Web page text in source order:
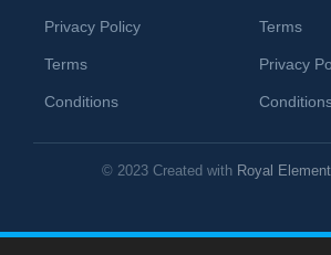
Privacy Policy
Terms
Conditions
Terms
Privacy
© 2023 Created with Royal